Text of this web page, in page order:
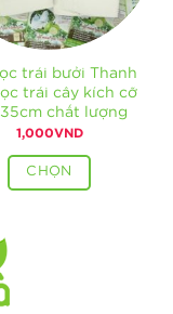
trái bưởi Thanh
trái cây kích cỡ
chất lượng
1,000VND
CHỌN